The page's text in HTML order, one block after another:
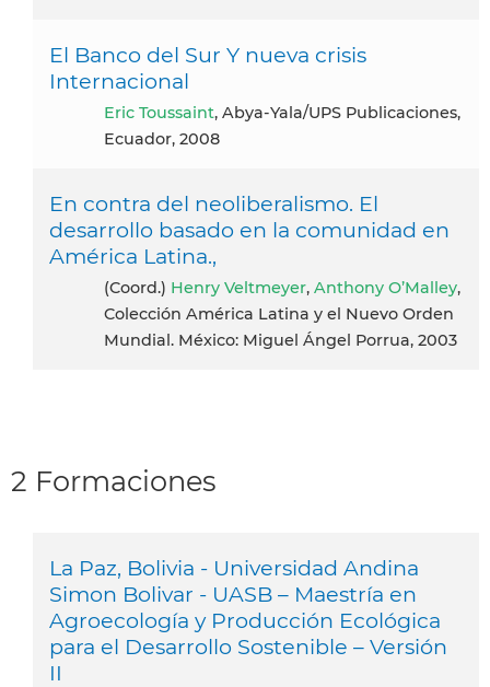
El Banco del Sur Y nueva crisis
Internacional
Eric Toussaint, Abya-Yala/UPS Publicaciones,
Ecuador, 2008
En contra del neoliberalismo. El
desarrollo basado en la comunidad en
América Latina.,
(Coord.) Henry Veltmeyer, Anthony O’Malley,
Colección América Latina y el Nuevo Orden
Mundial. México: Miguel Ángel Porrua, 2003
2 Formaciones
La Paz, Bolivia - Universidad Andina
Simon Bolivar - UASB – Maestría en
Agroecología y Producción Ecológica
para el Desarrollo Sostenible – Versión
II